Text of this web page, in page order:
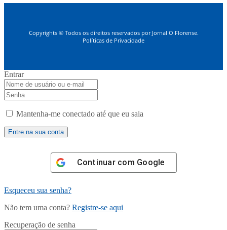
Copyrights © Todos os direitos reservados por Jornal O Florense.
Políticas de Privacidade
Entrar
Mantenha-me conectado até que eu saia
Continuar com Google
Esqueceu sua senha?
Não tem uma conta? Registre-se aqui
Recuperação de senha